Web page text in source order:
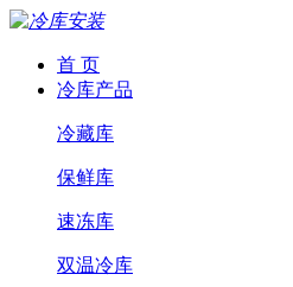
首 页
冷库产品
冷藏库
保鲜库
速冻库
双温冷库